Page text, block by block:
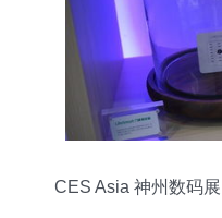
CES Asia 神州数码